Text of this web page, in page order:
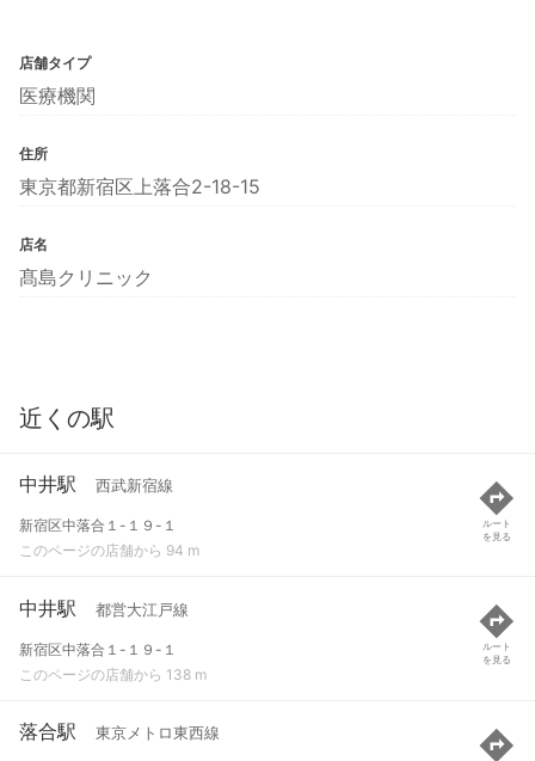
店舗タイプ
医療機関
住所
東京都新宿区上落合2-18-15
店名
髙島クリニック
近くの駅
中井駅 西武新宿線
新宿区中落合１-１９-１
このページの店舗から 94 m
ルート
を見る
中井駅 都営大江戸線
新宿区中落合１-１９-１
このページの店舗から 138 m
ルート
を見る
落合駅 東京メトロ東西線